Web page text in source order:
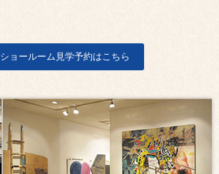
ショールーム見学予約はこちら